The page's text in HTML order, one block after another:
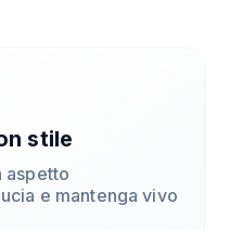
stile
aspetto
e mantenga vivo